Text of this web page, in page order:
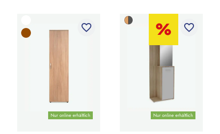
Nur online erhältlich
favorite_border
Nur online erhältlich
favorite_border